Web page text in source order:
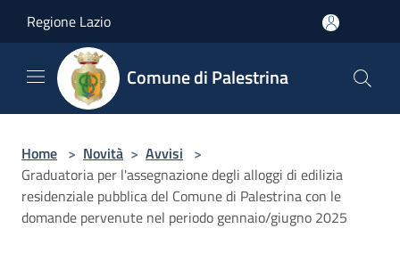
Regione Lazio
Comune di Palestrina
Home > Novità > Avvisi >
Graduatoria per l'assegnazione degli alloggi di edilizia
residenziale pubblica del Comune di Palestrina con le
domande pervenute nel periodo gennaio/giugno 2025